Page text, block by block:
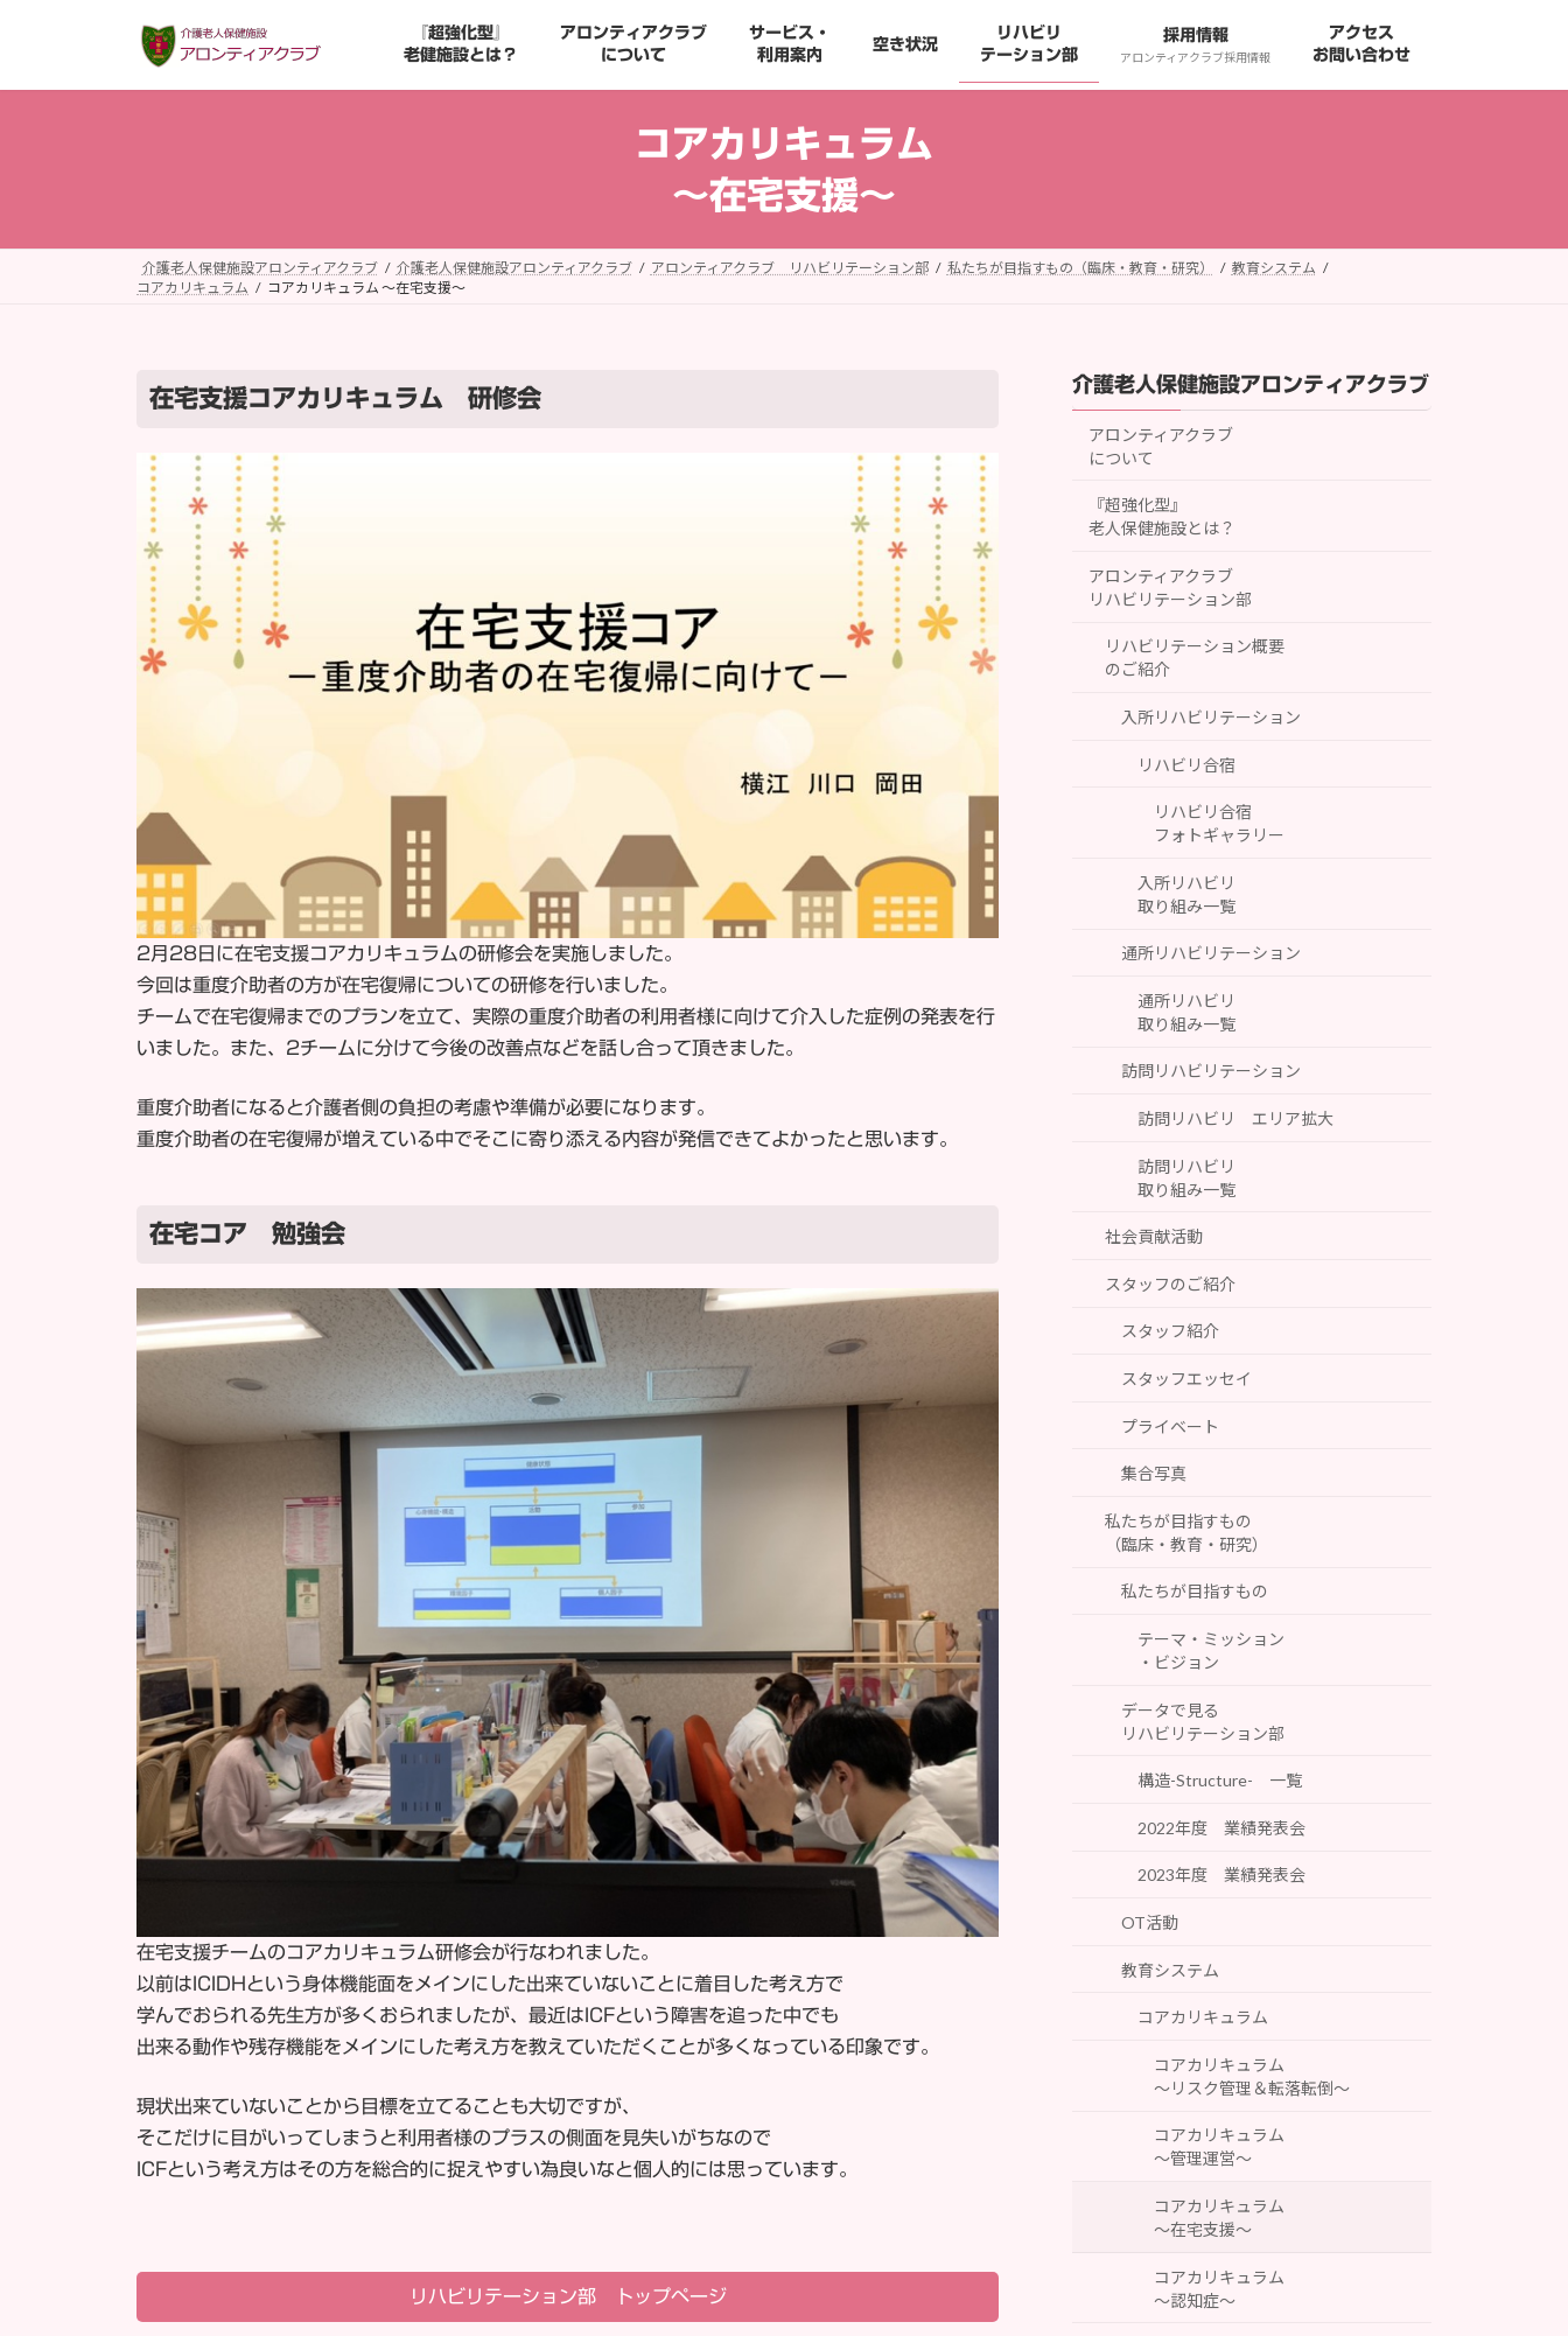
ン
ー
『超強化型』
老健施設とは？
アロンティアクラブ
について
サービス・
利用案内
空き状況
リハビリ
テーション部
採用情報
アロンティアクラブ採用情報
アクセス
お問い合わせ
コアカリキュラム
～在宅支援～
介護老人保健施設アロンティアクラブ 介護老人保健施設アロンティアクラブ アロンティアクラブ リハビリテーション部 私たちが目指すもの（臨床・教育・研究）
教育システム
コアカリキュラム
コアカリキュラム ～在宅支援～
在宅支援コアカリキュラム 研修会
2月28日に在宅支援コアカリキュラムの研修会を実施しました。
今回は重度介助者の方が在宅復帰についての研修を行いました。
チームで在宅復帰までのプランを立て、実際の重度介助者の利用者様に向けて介入した症例の発表を行
いました。また、2チームに分けて今後の改善点などを話し合って頂きました。
重度介助者になると介護者側の負担の考慮や準備が必要になります。
重度介助者の在宅復帰が増えている中でそこに寄り添える内容が発信できてよかったと思います。
在宅コア 勉強会
在宅支援チームのコアカリキュラム研修会が行なわれました。
以前はICIDHという身体機能面をメインにした出来ていないことに着目した考え方で
学んでおられる先生方が多くおられましたが、最近はICFという障害を追った中でも
出来る動作や残存機能をメインにした考え方を教えていただくことが多くなっている印象です。
現状出来ていないことから目標を立てることも大切ですが、
そこだけに目がいってしまうと利用者様のプラスの側面を見失いがちなので
ICFという考え方はその方を総合的に捉えやすい為良いなと個人的には思っています。
リハビリテーション部 トップページ
介護老人保健施設アロンティアクラブ
アロンティアクラブ
について
『超強化型』
老人保健施設とは？
アロンティアクラブ
リハビリテーション部
リハビリテーション概要
のご紹介
入所リハビリテーション
リハビリ合宿
リハビリ合宿
フォトギャラリー
入所リハビリ
取り組み一覧
通所リハビリテーション
通所リハビリ
取り組み一覧
訪問リハビリテーション
訪問リハビリ エリア拡大
訪問リハビリ
取り組み一覧
社会貢献活動
スタッフのご紹介
スタッフ紹介
スタッフエッセイ
プライベート
集合写真
私たちが目指すもの
（臨床・教育・研究）
私たちが目指すもの
テーマ・ミッション
・ビジョン
データで見る
リハビリテーション部
構造-Structure- 一覧
2022年度 業績発表会
2023年度 業績発表会
OT活動
教育システム
コアカリキュラム
コアカリキュラム
～リスク管理＆転落転倒～
コアカリキュラム
～管理運営～
コアカリキュラム
～在宅支援～
コアカリキュラム
～認知症～